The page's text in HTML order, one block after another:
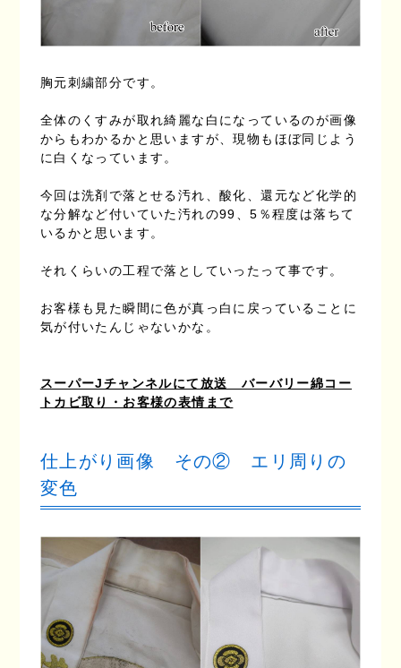
胸元刺繍部分です。
全体のくすみが取れ綺麗な白になっているのが画像
からもわかるかと思いますが、現物もほぼ同じよう
に白くなっています。
今回は洗剤で落とせる汚れ、酸化、還元など化学的
な分解など付いていた汚れの99、5％程度は落ちて
いるかと思います。
それくらいの工程で落としていったって事です。
お客様も見た瞬間に色が真っ白に戻っていることに
気が付いたんじゃないかな。
スーパーJチャンネルにて放送 バーバリー綿コー
トカビ取り・お客様の表情まで
仕上がり画像 その② エリ周りの
変色